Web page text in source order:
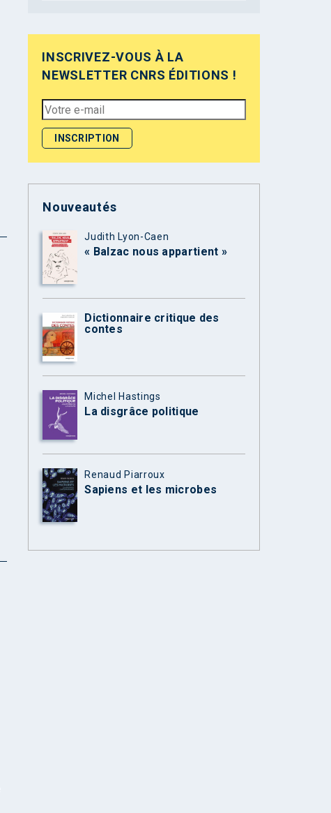
INSCRIVEZ-VOUS À LA
NEWSLETTER CNRS ÉDITIONS !
Nouveautés
Judith Lyon-Caen
« Balzac nous appartient »
Dictionnaire critique des
contes
Michel Hastings
La disgrâce politique
Renaud Piarroux
Sapiens et les microbes